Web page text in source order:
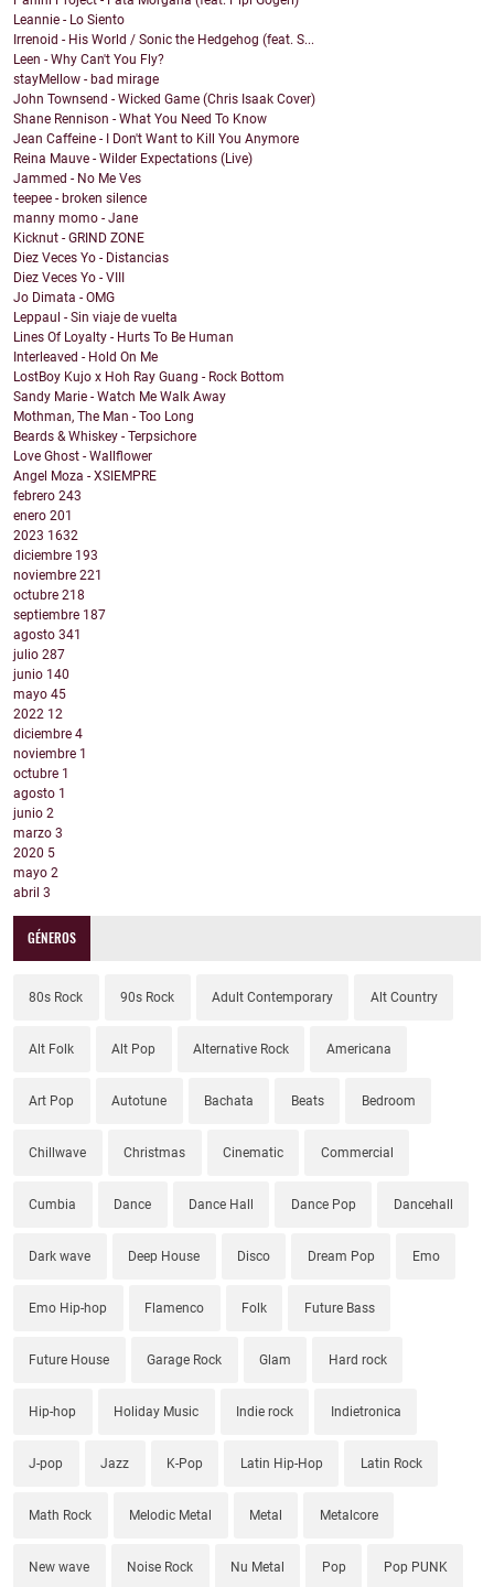
Leannie - Lo Siento
Irrenoid - His World / Sonic the Hedgehog (feat. S...
Leen - Why Can't You Fly?
stayMellow - bad mirage
John Townsend - Wicked Game (Chris Isaak Cover)
Shane Rennison - What You Need To Know
Jean Caffeine - I Don't Want to Kill You Anymore
Reina Mauve - Wilder Expectations (Live)
Jammed - No Me Ves
teepee - broken silence
manny momo - Jane
Kicknut - GRIND ZONE
Diez Veces Yo - Distancias
Diez Veces Yo - VIII
Jo Dimata - OMG
Leppaul - Sin viaje de vuelta
Lines Of Loyalty - Hurts To Be Human
Interleaved - Hold On Me
LostBoy Kujo x Hoh Ray Guang - Rock Bottom
Sandy Marie - Watch Me Walk Away
Mothman, The Man - Too Long
Beards & Whiskey - Terpsichore
Love Ghost - Wallflower
Angel Moza - XSIEMPRE
febrero 243
enero 201
2023 1632
diciembre 193
noviembre 221
octubre 218
septiembre 187
agosto 341
julio 287
junio 140
mayo 45
2022 12
diciembre 4
noviembre 1
octubre 1
agosto 1
junio 2
marzo 3
2020 5
mayo 2
abril 3
GÉNEROS
80s Rock 90s Rock Adult Contemporary Alt Country
Alt Folk Alt Pop Alternative Rock Americana
Art Pop Autotune Bachata Beats Bedroom
Chillwave Christmas Cinematic Commercial
Cumbia Dance Dance Hall Dance Pop Dancehall
Dark wave Deep House Disco Dream Pop Emo
Emo Hip-hop Flamenco Folk Future Bass
Future House Garage Rock Glam Hard rock
Hip-hop Holiday Music Indie rock Indietronica
J-pop Jazz K-Pop Latin Hip-Hop Latin Rock
Math Rock Melodic Metal Metal Metalcore
New wave Noise Rock Nu Metal Pop Pop PUNK